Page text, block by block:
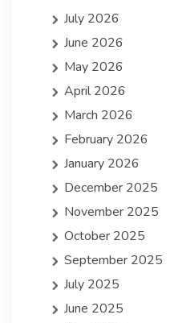
July 2026
June 2026
May 2026
April 2026
March 2026
February 2026
January 2026
December 2025
November 2025
October 2025
September 2025
July 2025
June 2025